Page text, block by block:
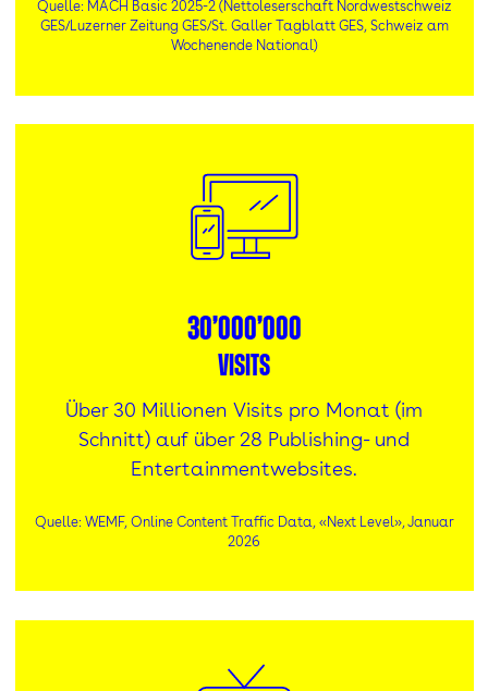
Quelle: MACH Basic 2025-2 (Nettoleserschaft Nordwestschweiz
GES/Luzerner Zeitung GES/St. Galler Tagblatt GES, Schweiz am
Wochenende National)
30’000’000
Visits
Über 30 Millionen Visits pro Monat (im
Schnitt) auf über 28 Publishing- und
Entertainmentwebsites.
Quelle: WEMF, Online Content Traffic Data, «Next Level», Januar
2026